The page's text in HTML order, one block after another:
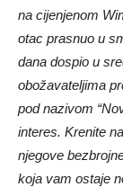
na cijenjenom
otac prasnuo u
dana dospio u
obožavateljima
pod nazivom
interes. Krenite
njegove
koja vam ostaje